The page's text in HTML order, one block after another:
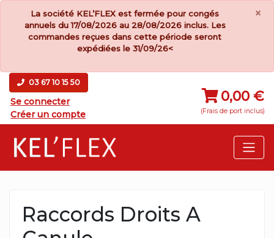
La société KEL’FLEX est fermée pour congés
annuels du 17/08/2026 au 28/08/2026 inclus. Les
commandes reçues dans cette période seront
expédiées le 31/09/26<
×
03 67 10 15 50
Se connecter
Créer un compte
0,00 €
(Frais de port inclus)
Raccords Droits A